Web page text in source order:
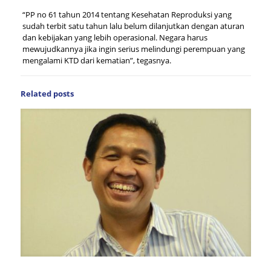
“PP no 61 tahun 2014 tentang Kesehatan Reproduksi yang
sudah terbit satu tahun lalu belum dilanjutkan dengan aturan
dan kebijakan yang lebih operasional. Negara harus
mewujudkannya jika ingin serius melindungi perempuan yang
mengalami KTD dari kematian”, tegasnya.
Related posts